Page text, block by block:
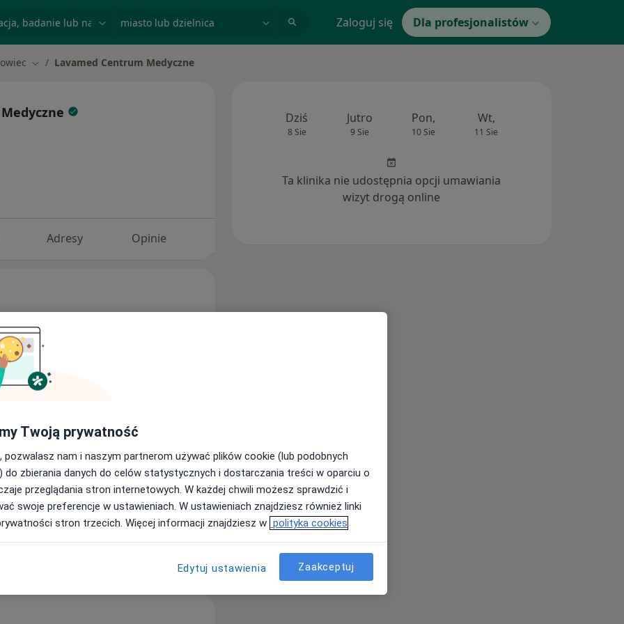
Zaloguj się Dla profesjonalistów
Zmień miasto
Lavamed Centrum Medyczne
Adresy Opinie
w każdym wieku.
wychodzimy na przeciw
zdrowia społeczeństwa.
leczenia stresu.
Dziś
8 Sie
Jutro
9 Sie
Pon,
10 Sie
Wt,
11 Sie
Ta klinika nie udostępnia opcji umawiania
wizyt drogą online
Twoją prywatność
pozwalasz nam i naszym partnerom używać plików cookie (lub podobnych
do zbierania danych do celów statystycznych i dostarczania treści w oparciu o
przeglądania stron internetowych. W każdej chwili możesz sprawdzić i
swoje preferencje w ustawieniach. W ustawieniach znajdziesz również linki
stron trzecich. Więcej informacji znajdziesz w polityka cookies
Edytuj ustawienia Zaakceptuj